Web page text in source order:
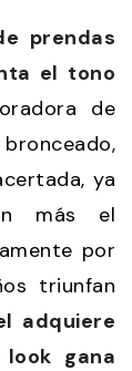
prendas
el tono
de
ya
más el
por
triunfan
adquiere
gana